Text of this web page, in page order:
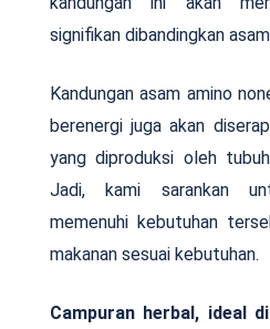
signifikan dibandingkan
Kandungan asam amino
berenergi juga akan
yang diproduksi oleh
Jadi, kami sarankan
memenuhi kebutuhan
makanan sesuai kebutuhan.
Campuran herbal, ideal